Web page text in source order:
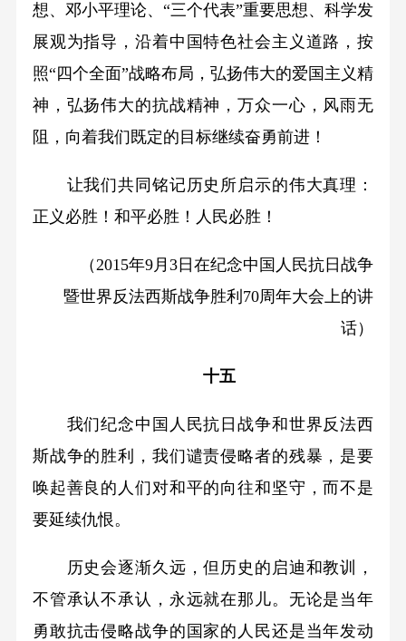
想、邓小平理论、“三个代表”重要思想、科学发
展观为指导，沿着中国特色社会主义道路，按
照“四个全面”战略布局，弘扬伟大的爱国主义精
神，弘扬伟大的抗战精神，万众一心，风雨无
阻，向着我们既定的目标继续奋勇前进！
让我们共同铭记历史所启示的伟大真理：
正义必胜！和平必胜！人民必胜！
（2015年9月3日在纪念中国人民抗日战争
暨世界反法西斯战争胜利70周年大会上的讲
话）
十五
我们纪念中国人民抗日战争和世界反法西
斯战争的胜利，我们谴责侵略者的残暴，是要
唤起善良的人们对和平的向往和坚守，而不是
要延续仇恨。
历史会逐渐久远，但历史的启迪和教训，
不管承认不承认，永远就在那儿。无论是当年
勇敢抗击侵略战争的国家的人民还是当年发动